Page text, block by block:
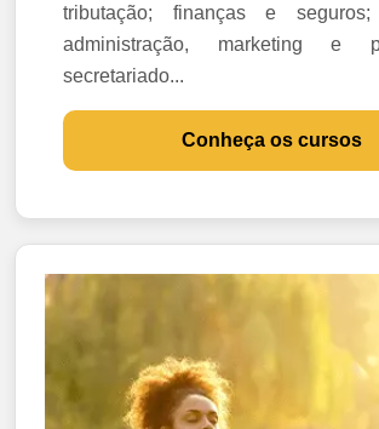
tributação; finanças e
administração, marketing e
secretariado...
Conheça os cursos